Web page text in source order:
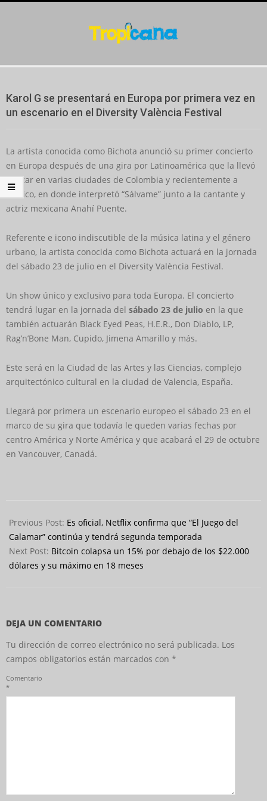
Menu
Karol G se presentará en Europa por primera vez en
un escenario en el Diversity València Festival
La artista conocida como Bichota anunció su primer concierto
en Europa después de una gira por Latinoamérica que la llevó
a tocar en varias ciudades de Colombia y recientemente a
México, en donde interpretó “Sálvame” junto a la cantante y
actriz mexicana Anahí Puente.
Referente e icono indiscutible de la música latina y el género
urbano, la artista conocida como Bichota actuará en la jornada
del sábado 23 de julio en el Diversity València Festival.
Un show único y exclusivo para toda Europa. El concierto
tendrá lugar en la jornada del sábado 23 de julio en la que
también actuarán Black Eyed Peas, H.E.R., Don Diablo, LP,
Rag’n’Bone Man, Cupido, Jimena Amarillo y más.
Este será en la Ciudad de las Artes y las Ciencias, complejo
arquitectónico cultural en la ciudad de Valencia, España.
Llegará por primera un escenario europeo el sábado 23 en el
marco de su gira que todavía le queden varias fechas por
centro América y Norte América y que acabará el 29 de octubre
en Vancouver, Canadá.
06-
15
Previous Post: Es oficial, Netflix confirma que “El Juego del
Calamar” continúa y tendrá segunda temporada
Next Post: Bitcoin colapsa un 15% por debajo de los $22.000
dólares y su máximo en 18 meses
DEJA UN COMENTARIO
Tu dirección de correo electrónico no será publicada. Los
campos obligatorios están marcados con *
Comentario
*